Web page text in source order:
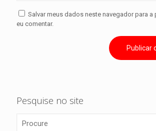
Salvar meus dados neste navegador para a
eu comentar.
Pesquise no site